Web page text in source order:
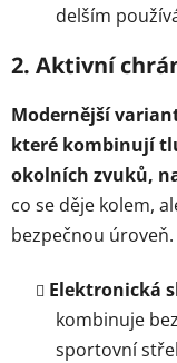
delším
2. Aktivní
Modernější
které kombinují
okolních zvuků,
co se děje kolem,
bezpečnou úroveň.
Elektronická
kombinuje
sportovní